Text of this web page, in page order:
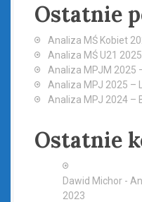
Ostatnie
Analiza MŚ Kobiet
Analiza MŚ U21
Analiza MPJM 2025
Analiza MPJ 2025 –
Analiza MPJ 2024 –
Ostatnie
Dawid Michor -
2023